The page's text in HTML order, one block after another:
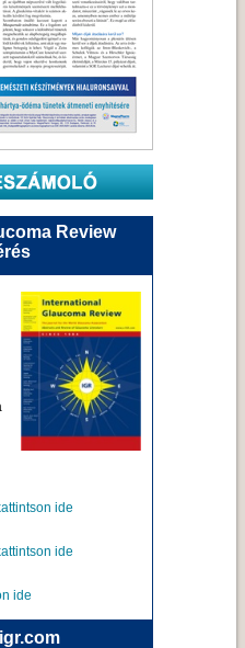
Review
ide
ide
ide